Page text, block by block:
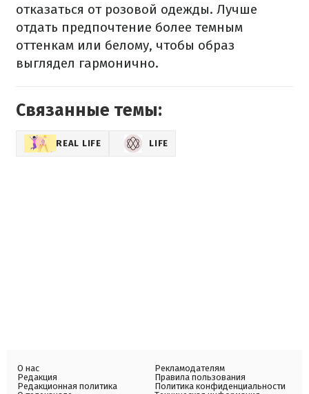
отказаться от розовой одежды. Лучше
отдать предпочтение более темным
оттенкам или белому, чтобы образ
выглядел гармонично.
Связанные темы:
REAL LIFE LIFE
О нас
Редакция
Редакционная политика
Рекламодателям
Правила пользования
Политика конфиденциальности